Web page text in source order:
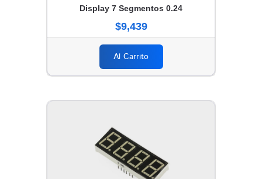
Display 7 Segmentos 0.24
$9,439
Al Carrito